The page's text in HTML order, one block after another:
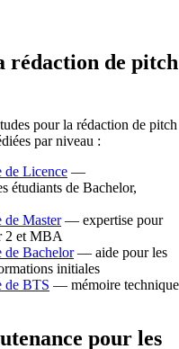
rédaction de pitch
pour la rédaction de pitch
par niveau :
de Licence —
étudiants de Bachelor,
de Master— expertise pour
2 et MBA
de Bachelor— aide pour les
initiales
de BTS — mémoire technique
pour les